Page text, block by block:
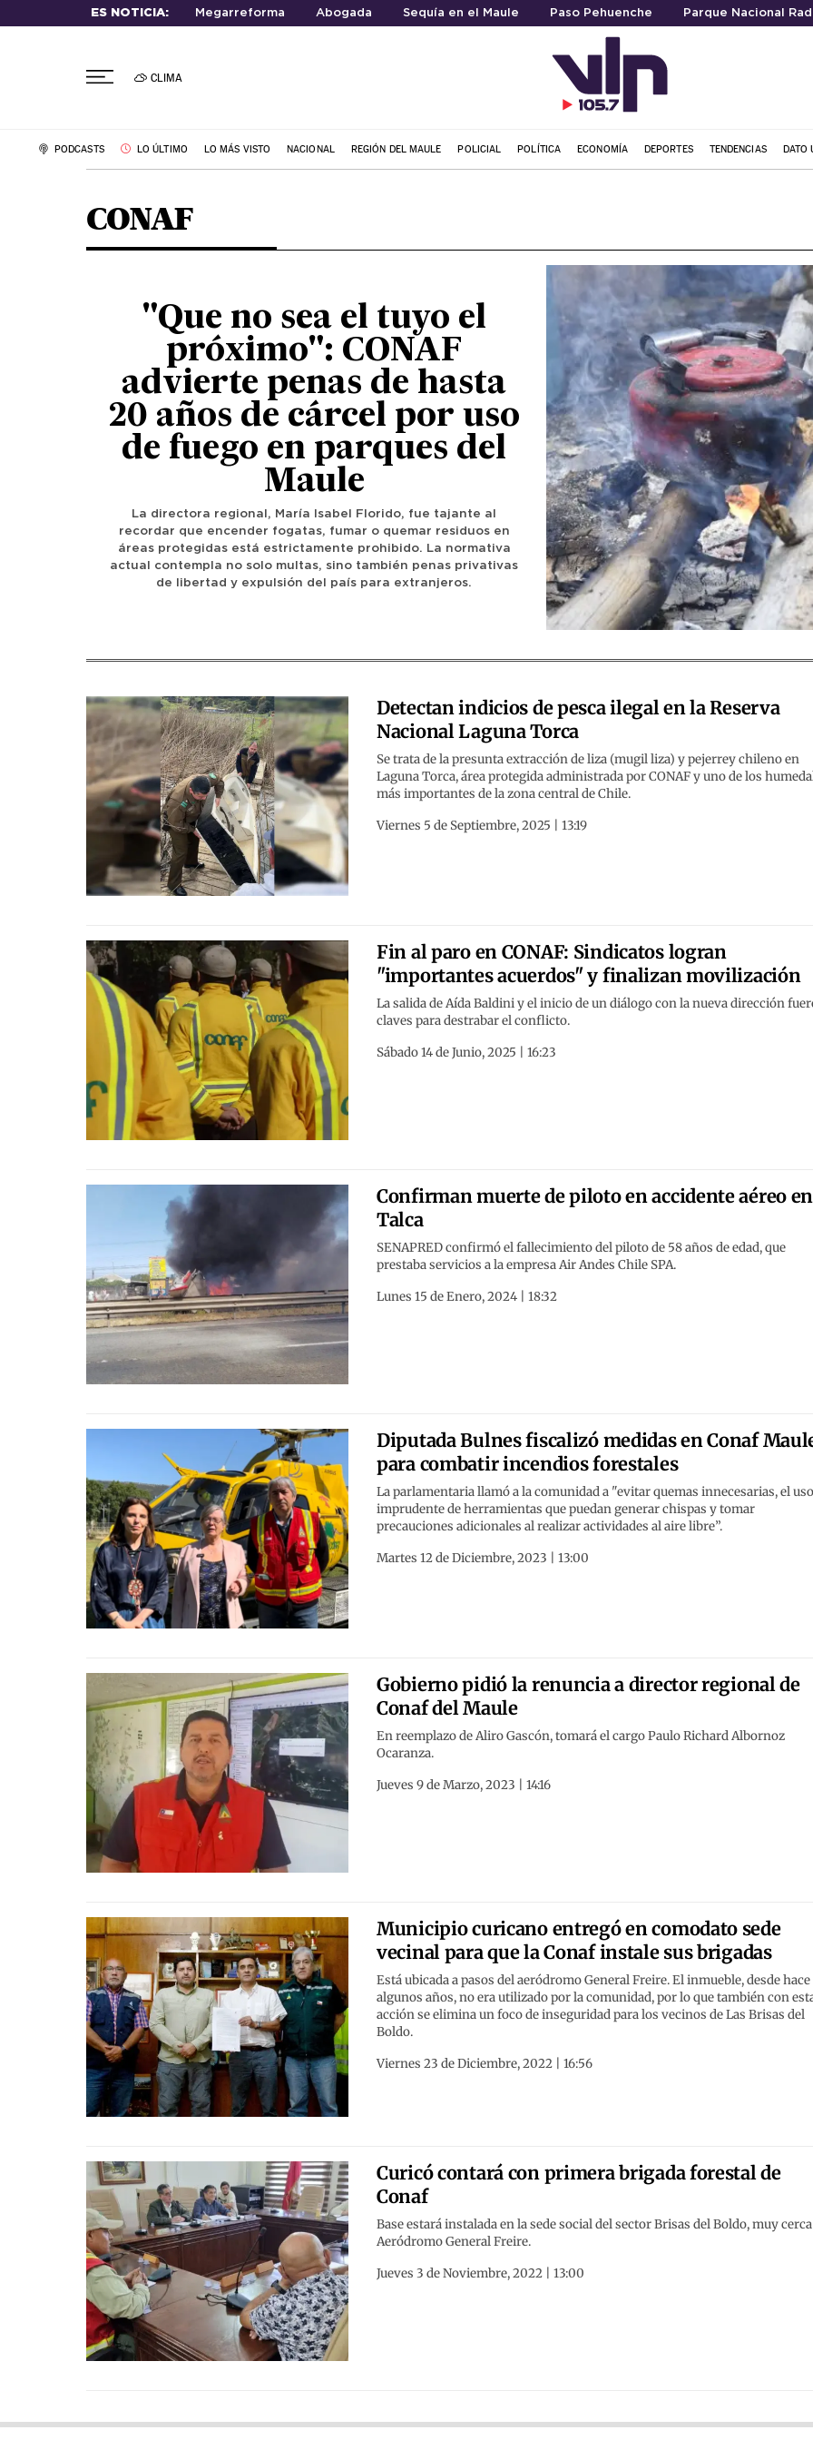
ES NOTICIA: Megarreforma Abogada Sequía en el Maule Paso Pehuenche Parque Nacional
CLIMA
PODCASTS LO ÚLTIMO LO MÁS VISTO NACIONAL REGIÓN DEL MAULE POLICIAL POLÍTICA ECONOMÍA DEPORTES TENDENCIAS DATO
CONAF
"Que no sea el tuyo el
próximo": CONAF
advierte penas de hasta
20 años de cárcel por uso
de fuego en parques del
Maule
La directora regional, María Isabel Florido, fue tajante al
recordar que encender fogatas, fumar o quemar residuos en
áreas protegidas está estrictamente prohibido. La normativa
actual contempla no solo multas, sino también penas privativas
de libertad y expulsión del país para extranjeros.
Detectan indicios de pesca ilegal en la Reserva
Nacional Laguna Torca
Se trata de la presunta extracción de liza (mugil liza) y pejerrey chileno en
Laguna Torca, área protegida administrada por CONAF y uno de los
más importantes de la zona central de Chile.
Viernes 5 de Septiembre, 2025 | 13:19
Fin al paro en CONAF: Sindicatos logran
"importantes acuerdos" y finalizan movilización
La salida de Aída Baldini y el inicio de un diálogo con la nueva dirección
claves para destrabar el conflicto.
Sábado 14 de Junio, 2025 | 16:23
Confirman muerte de piloto en accidente aéreo en
Talca
SENAPRED confirmó el fallecimiento del piloto de 58 años de edad, que
prestaba servicios a la empresa Air Andes Chile SPA.
Lunes 15 de Enero, 2024 | 18:32
Diputada Bulnes fiscalizó medidas en Conaf
para combatir incendios forestales
La parlamentaria llamó a la comunidad a "evitar quemas innecesarias, el
imprudente de herramientas que puedan generar chispas y tomar
precauciones adicionales al realizar actividades al aire libre”.
Martes 12 de Diciembre, 2023 | 13:00
Gobierno pidió la renuncia a director regional de
Conaf del Maule
En reemplazo de Aliro Gascón, tomará el cargo Paulo Richard Albornoz
Ocaranza.
Jueves 9 de Marzo, 2023 | 14:16
Municipio curicano entregó en comodato sede
vecinal para que la Conaf instale sus brigadas
Está ubicada a pasos del aeródromo General Freire. El inmueble, desde hace
algunos años, no era utilizado por la comunidad, por lo que también con
acción se elimina un foco de inseguridad para los vecinos de Las Brisas del
Boldo.
Viernes 23 de Diciembre, 2022 | 16:56
Curicó contará con primera brigada forestal de
Conaf
Base estará instalada en la sede social del sector Brisas del Boldo, muy
Aeródromo General Freire.
Jueves 3 de Noviembre, 2022 | 13:00